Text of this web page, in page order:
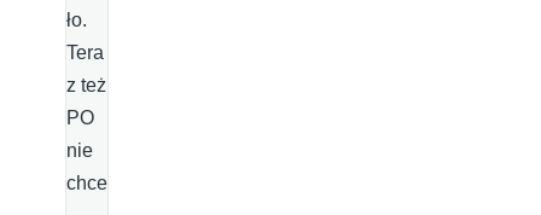
ło.
Tera
z też
PO
nie
chce